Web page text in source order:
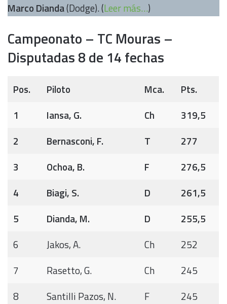
Marco Dianda(Dodge). (Leer más…)
Campeonato – TC Mouras –
Disputadas 8 de 14 fechas
Pos. Piloto Mca.
Pts.
1
Iansa, G. Ch
319,5
2
Bernasconi, F. T
277
3
Ochoa, B. F
276,5
4
Biagi, S. D
261,5
5
Dianda, M. D
255,5
6
Jakos, A. Ch
252
7
Rasetto, G. Ch
245
8
Santilli Pazos, N. F
245